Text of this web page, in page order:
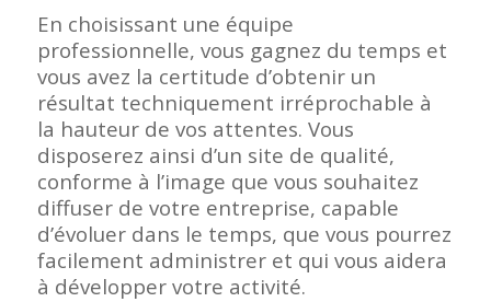
En choisissant une équipe
professionnelle, vous gagnez du temps et
vous avez la certitude d’obtenir un
résultat techniquement irréprochable à
la hauteur de vos attentes. Vous
disposerez ainsi d’un site de qualité,
conforme à l’image que vous souhaitez
diffuser de votre entreprise, capable
d’évoluer dans le temps, que vous pourrez
facilement administrer et qui vous aidera
à développer votre activité.